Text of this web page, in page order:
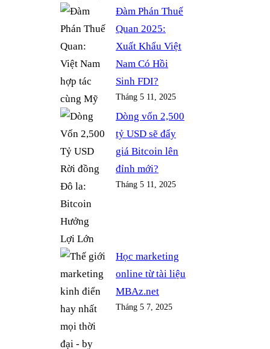
Đàm Phán Thuế
Quan 2025:
Xuất Khẩu Việt
Nam Có Hồi
Sinh FDI?
Tháng 5 11, 2025
Dòng vốn 2,500
tỷ USD sẽ đẩy
giá Bitcoin lên
đỉnh mới?
Tháng 5 11, 2025
Học marketing
online từ tài liệu
MBAz.net
Tháng 5 7, 2025